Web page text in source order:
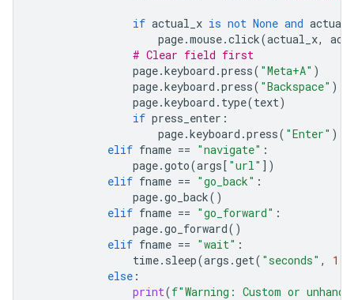
if actual_x is not None and
page.mouse.click(actual_x,
# Clear field first
page.keyboard .press( "Meta+A" )
page.keyboard .press( "Backspace" )
page.keyboard . type(text)
if press_enter :
page.keyboard .press( "Enter" )
elif fname == "navigate" :
page.goto(args[ "url" ])
elif fname == "go_back" :
page.go_back()
elif fname == "go_forward" :
page.go_forward()
elif fname == "wait" :
time. sleep(args .get( "seconds" , 1
else :
print(f"Warning: Custom or